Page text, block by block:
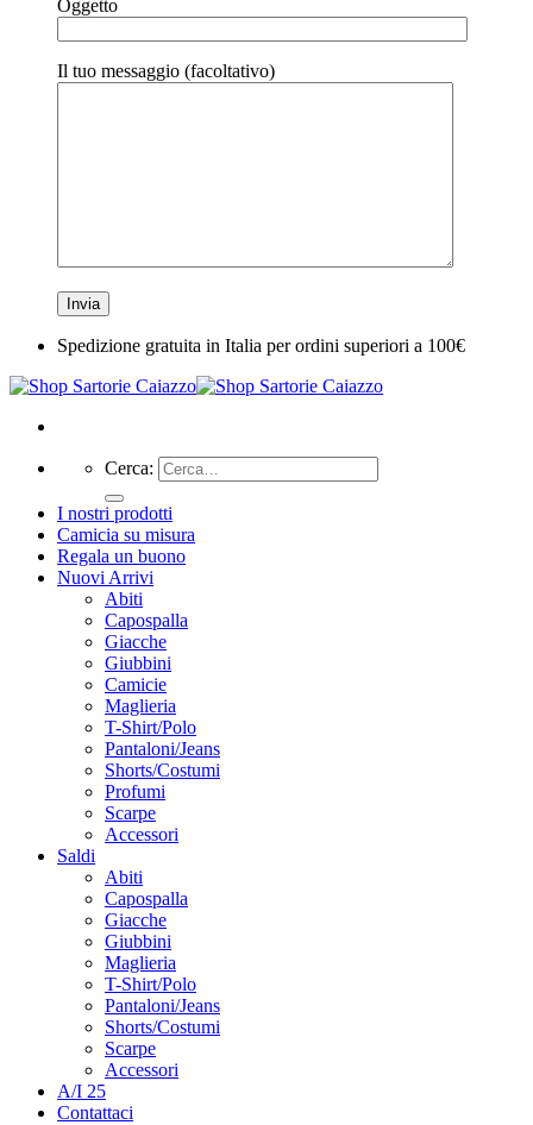
Oggetto
Il tuo messaggio (facoltativo)
Spedizione gratuita in Italia per ordini superiori a 100€
Cerca:
I nostri prodotti
Camicia su misura
Regala un buono
Nuovi Arrivi
Abiti
Capospalla
Giacche
Giubbini
Camicie
Maglieria
T-Shirt/Polo
Pantaloni/Jeans
Shorts/Costumi
Profumi
Scarpe
Accessori
Saldi
Abiti
Capospalla
Giacche
Giubbini
Maglieria
T-Shirt/Polo
Pantaloni/Jeans
Shorts/Costumi
Scarpe
Accessori
A/I 25
Contattaci